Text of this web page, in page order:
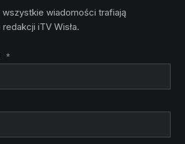
wiadomości trafiają
iTV Wisła.
*